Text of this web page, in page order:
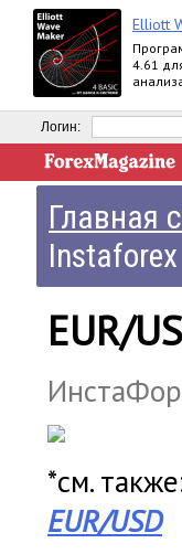
Elliott
4.61
Логин:
Главная
Instaforex
EUR/
*см.
EUR/USD